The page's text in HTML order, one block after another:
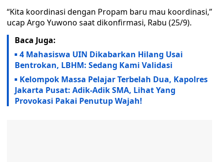
“Kita koordinasi dengan Propam baru mau koordinasi,”
ucap Argo Yuwono saat dikonfirmasi, Rabu (25/9).
Baca Juga:
4 Mahasiswa UIN Dikabarkan Hilang Usai
Bentrokan, LBHM: Sedang Kami Validasi
Kelompok Massa Pelajar Terbelah Dua, Kapolres
Jakarta Pusat: Adik-Adik SMA, Lihat Yang
Provokasi Pakai Penutup Wajah!